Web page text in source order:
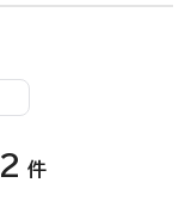
2 件